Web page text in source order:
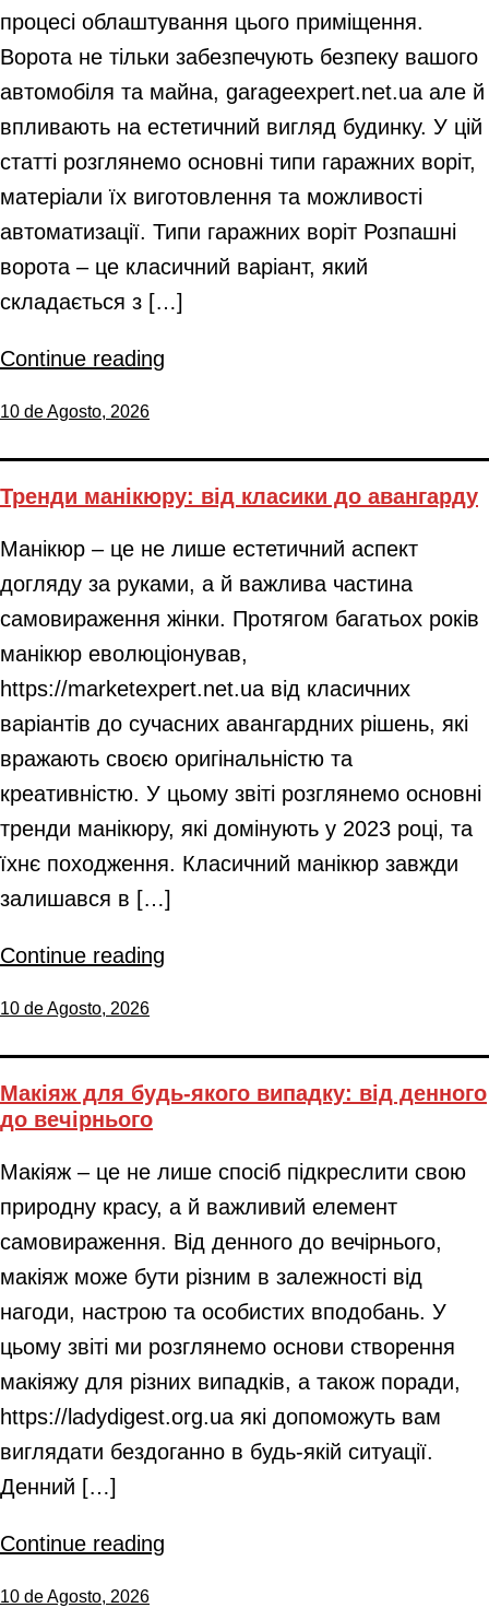
процесі облаштування цього приміщення.
Ворота не тільки забезпечують безпеку вашого
автомобіля та майна, garageexpert.net.ua але й
впливають на естетичний вигляд будинку. У цій
статті розглянемо основні типи гаражних воріт,
матеріали їх виготовлення та можливості
автоматизації. Типи гаражних воріт Розпашні
ворота – це класичний варіант, який
складається з […]
Continue reading
10 de Agosto, 2026
Тренди манікюру: від класики до авангарду
Манікюр – це не лише естетичний аспект
догляду за руками, а й важлива частина
самовираження жінки. Протягом багатьох років
манікюр еволюціонував,
https://marketexpert.net.ua від класичних
варіантів до сучасних авангардних рішень, які
вражають своєю оригінальністю та
креативністю. У цьому звіті розглянемо основні
тренди манікюру, які домінують у 2023 році, та
їхнє походження. Класичний манікюр завжди
залишався в […]
Continue reading
10 de Agosto, 2026
Макіяж для будь-якого випадку: від денного
до вечірнього
Макіяж – це не лише спосіб підкреслити свою
природну красу, а й важливий елемент
самовираження. Від денного до вечірнього,
макіяж може бути різним в залежності від
нагоди, настрою та особистих вподобань. У
цьому звіті ми розглянемо основи створення
макіяжу для різних випадків, а також поради,
https://ladydigest.org.ua які допоможуть вам
виглядати бездоганно в будь-якій ситуації.
Денний […]
Continue reading
10 de Agosto, 2026